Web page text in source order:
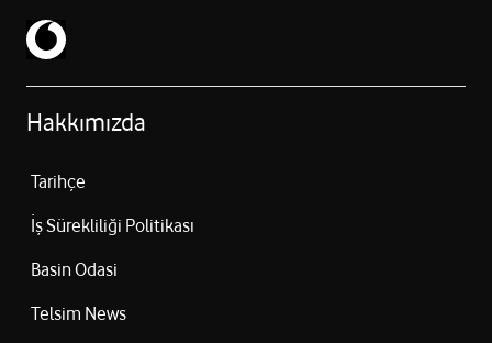
Hakkımızda
Tarihçe
İş Sürekliliği Politikası
Basin Odasi
Telsim News